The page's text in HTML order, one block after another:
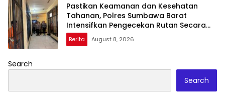
Pastikan Keamanan dan Kesehatan
Tahanan, Polres Sumbawa Barat
Intensifkan Pengecekan Rutan Secara
Berkala
Berita August 8, 2026
Search
Search